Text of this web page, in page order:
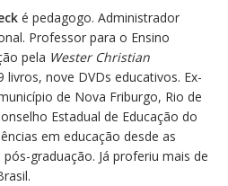
é pedagogo. Administrador
Professor para o Ensino
pela Wester Christian
livros, nove DVDs educativos. Ex-
de Nova Friburgo, Rio de
Estadual de Educação do
em educação desde as
graduação. Já proferiu mais de